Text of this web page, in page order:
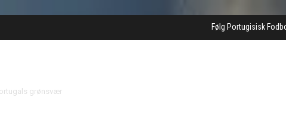
Følg Portugisisk
grønsvær